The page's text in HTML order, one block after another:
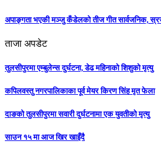
अपाङ्गता भएकी मञ्जु कँडेलको तीज गीत सार्वजनिक,
ताजा अपडेट
तुलसीपुरमा एम्बुलेन्स दुर्घटना, डेढ महिनाको शिशुको मृत्यु
कपिलवस्तु नगरपालिकाका पूर्व मेयर किरण सिंह मृत फेला
दाङको तुलसीपुरमा सवारी दुर्घटनामा एक युवतीको मृत्यु
साउन १५ मा आज खिर खाइँदै